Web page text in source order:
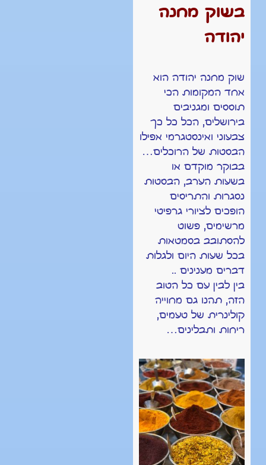
בשוק מחנה
יהודה
שוק מחנה יהודה הוא
אחד המקומות הכי
תוססים ומגניבים
בירושלים, הכל כל כך
צבעוני ואינסטגרמי אפילו
הבסטות של הרוכלים…
בבוקר מוקדם או
בשעות הערב, הבסטות
נסגרות והתריסים
הופכים לציורי גרפיטי
מרשימים, פשוט
להסתובב בסמטאות
בכל שעות היום ולגלות
דברים מענינים ..
בין לבין עם כל הטוב
הזה, תהנו גם מחוייה
קולינרית של טעמים,
ריחות ותבלינים…